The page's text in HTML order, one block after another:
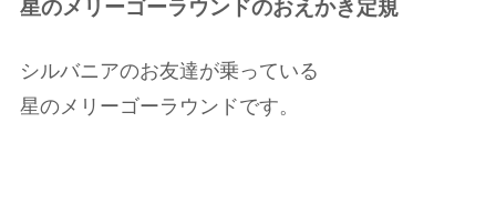
星のメリーゴーラウンドのおえかき定規
シルバニアのお友達が乗っている
星のメリーゴーラウンドです。